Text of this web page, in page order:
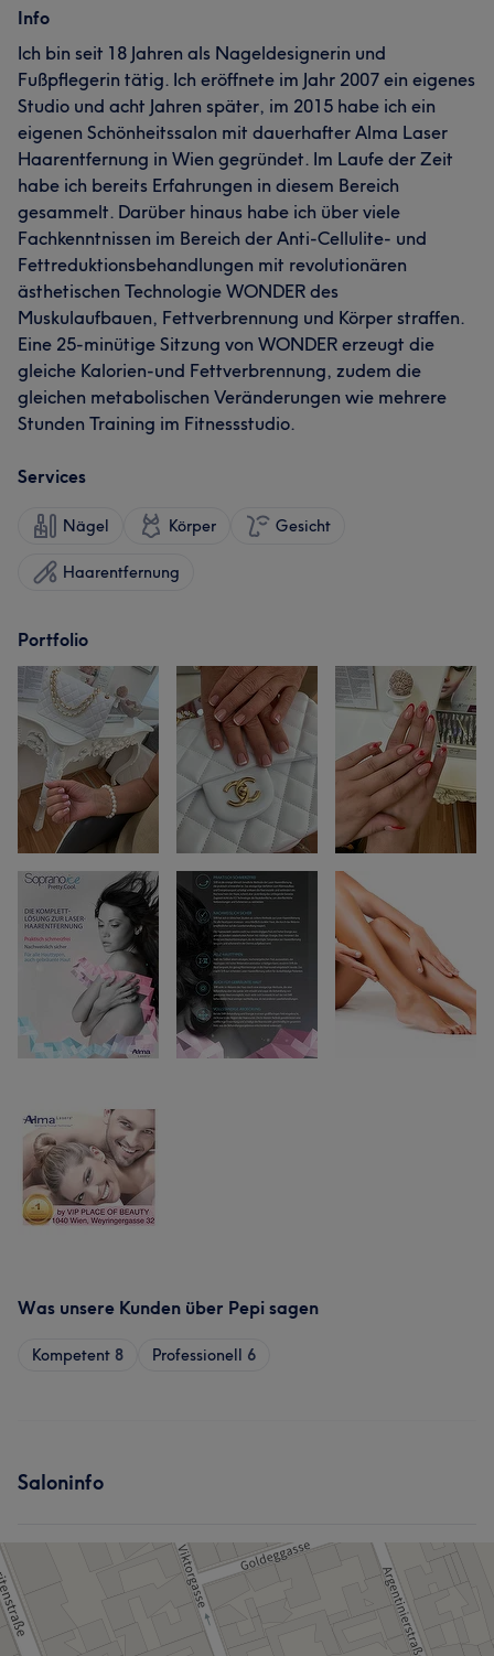
Info
Ich bin seit 18 Jahren als Nageldesignerin und
Fußpflegerin tätig. Ich eröffnete im Jahr 2007 ein eigenes
Studio und acht Jahren später, im 2015 habe ich ein
eigenen Schönheitssalon mit dauerhafter Alma Laser
Haarentfernung in Wien gegründet. Im Laufe der Zeit
habe ich bereits Erfahrungen in diesem Bereich
gesammelt. Darüber hinaus habe ich über viele
Fachkenntnissen im Bereich der Anti-Cellulite- und
Fettreduktionsbehandlungen mit revolutionären
ästhetischen Technologie WONDER des
Muskulaufbauen, Fettverbrennung und Körper straffen.
Eine 25-minütige Sitzung von WONDER erzeugt die
gleiche Kalorien-und Fettverbrennung, zudem die
gleichen metabolischen Veränderungen wie mehrere
Stunden Training im Fitnessstudio.
Services
Nägel Körper Gesicht
Haarentfernung
Portfolio
Was unsere Kunden über Pepi sagen
Kompetent 8 Professionell 6
Saloninfo